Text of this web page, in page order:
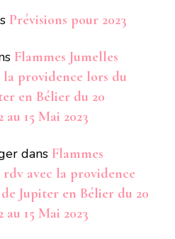
Prévisions pour 2023
Flammes Jumelles
providence lors du
en Bélier du 20
au 15 Mai 2023
dans Flammes
rdv avec la providence
Jupiter en Bélier du 20
au 15 Mai 2023